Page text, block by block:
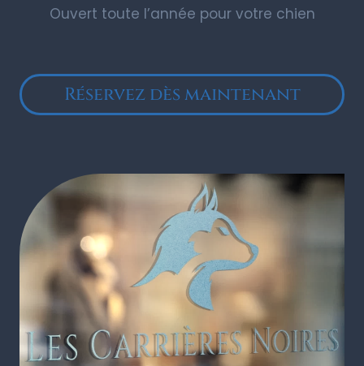
Ouvert toute l’année pour votre chien
Réservez dès maintenant